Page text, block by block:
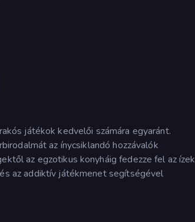
játékok kedvelői számára egyaránt.
az ínycsiklandó hozzávalók
az egzotikus konyháig fedezze fel az ízek
az addiktív játékmenet segítségével